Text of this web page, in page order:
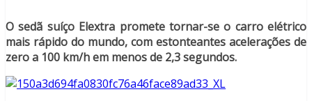
O sedã suíço Elextra promete tornar-se o carro elétrico
mais rápido do mundo, com estonteantes acelerações de
zero a 100 km/h em menos de 2,3 segundos.